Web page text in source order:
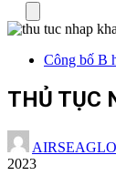
Công bố B
THỦ TỤC
2023